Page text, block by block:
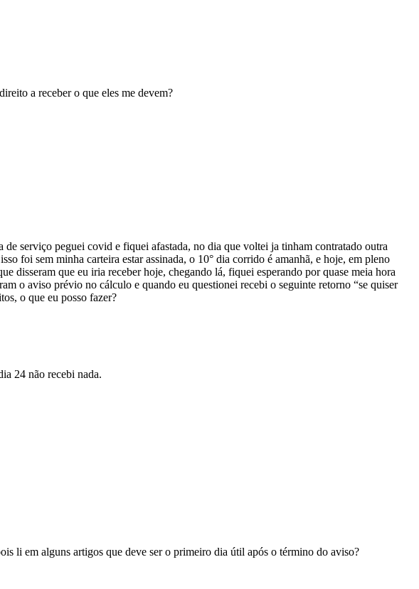
a receber o que eles me devem?
serviço peguei covid e fiquei afastada, no dia que voltei ja tinham contratado outra
foi sem minha carteira estar assinada, o 10° dia corrido é amanhã, e hoje, em pleno
disseram que eu iria receber hoje, chegando lá, fiquei esperando por quase meia hora
o aviso prévio no cálculo e quando eu questionei recebi o seguinte retorno “se quiser
o que eu posso fazer?
24 não recebi nada.
li em alguns artigos que deve ser o primeiro dia útil após o término do aviso?